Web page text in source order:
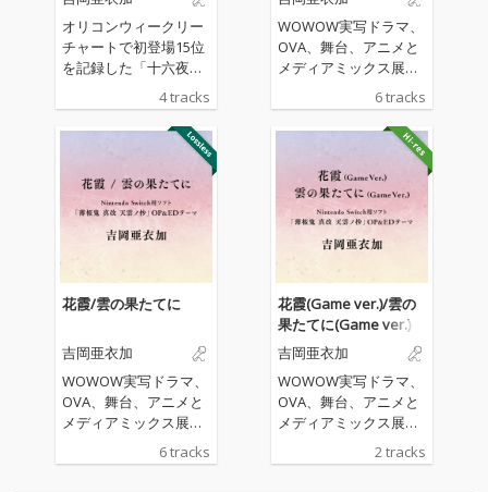
オリコンウィークリー
チャートで初登場15位
を記録した「十六夜
涙」など数多くの「薄
桜鬼」シリーズの主題
歌を担当している吉岡
亜衣加がついにシリー
人作詞・作曲の「薄桜
鬼 真改 万葉ノ抄」主題
歌! 「薄桜鬼」の世界観
曲に!
4 tracks
WOWOW実写ドラマ、
OVA、舞台、アニメと
メディアミックス展開
で人気を博す、「薄桜
鬼」シリーズのゲーム
最新作が、2022年10月
6日に発売。原作ゲー
ムの１作目から主題歌
を担当している、吉岡
亜衣加が歌唱する、オ
ンディングテーマを収
ゲーム発売日に同時リ
リース！
6 tracks
花霞/雲の果たてに
吉岡亜衣加
WOWOW実写ドラマ、
OVA、舞台、アニメと
メディアミックス展開
で人気を博す、「薄桜
鬼」シリーズのゲーム
6 tracks
花霞(Game ver.)/雲の
果たてに(Game ver.)
吉岡亜衣加
WOWOW実写ドラマ、
OVA、舞台、アニメと
メディアミックス展開
で人気を博す、「薄桜
鬼」シリーズのゲーム
2 tracks